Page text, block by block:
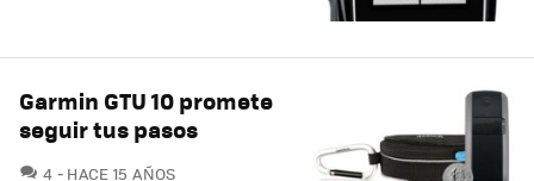
Garmin GTU 10 promete
seguir tus pasos
4 COMENTARIOS
HACE 15 AÑOS